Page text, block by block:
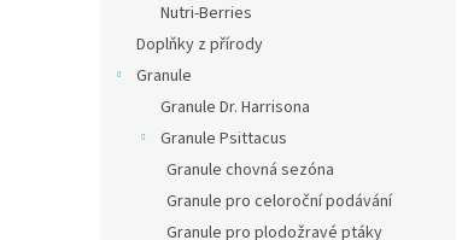
Nutri-Berries
Doplňky z přírody
Granule
Granule Dr. Harrisona
Granule Psittacus
Granule chovná sezóna
Granule pro celoroční podávání
Granule pro plodožravé ptáky